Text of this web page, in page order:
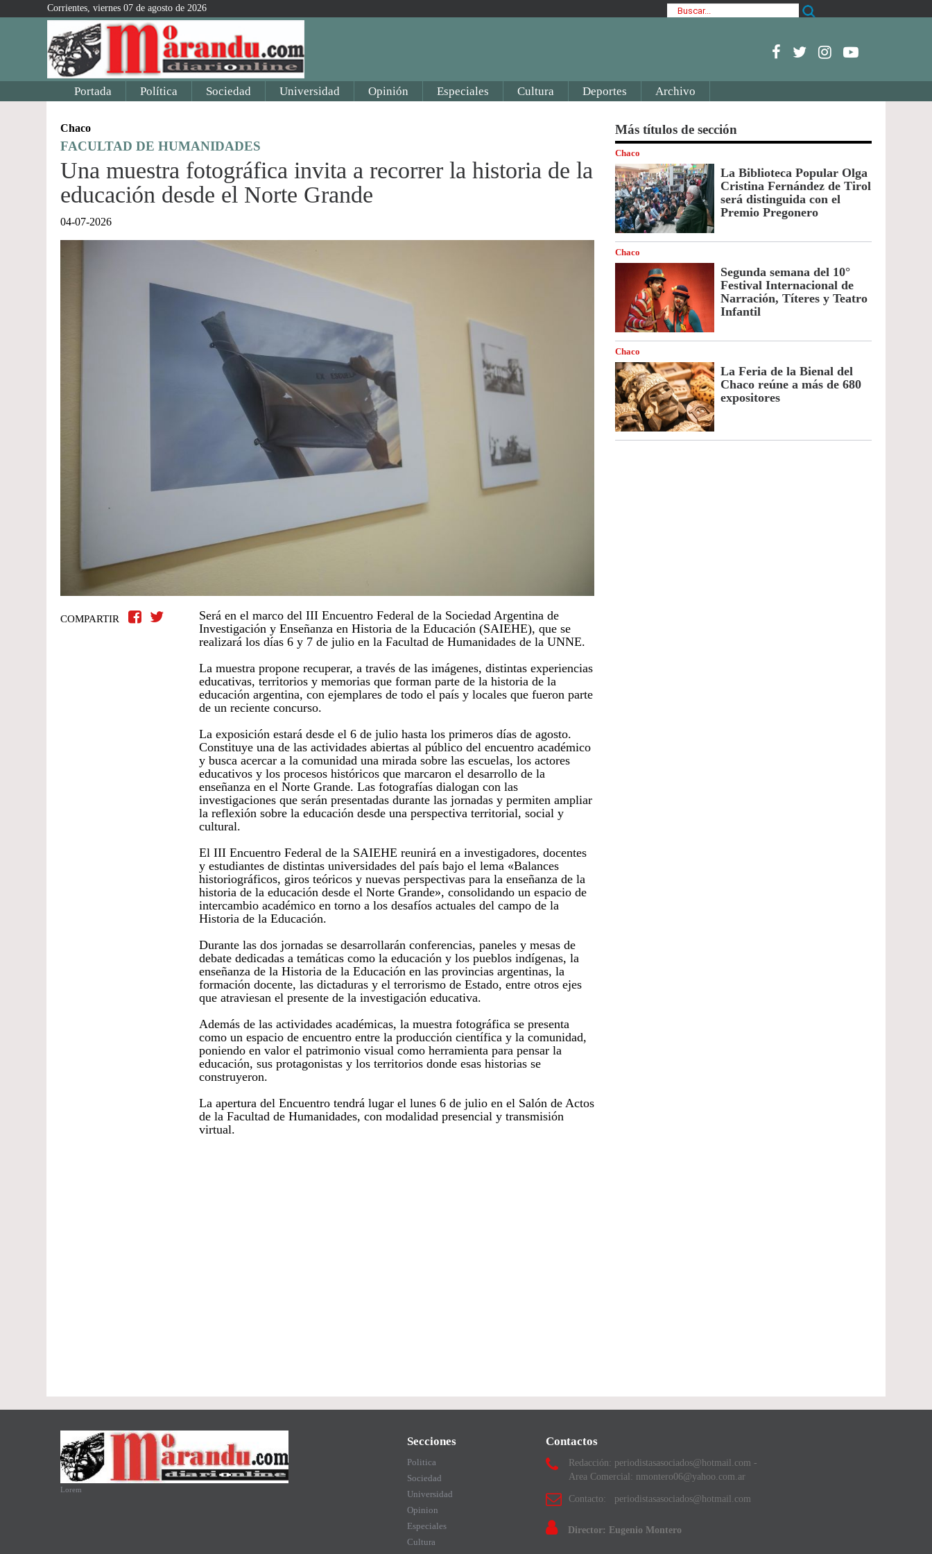
Corrientes, viernes 07 de agosto de 2026
Portada Política Sociedad Universidad Opinión Especiales Cultura Deportes Archivo
Chaco
FACULTAD DE HUMANIDADES
Una muestra fotográfica invita a recorrer la historia de la
educación desde el Norte Grande
04-07-2026
COMPARTIR
Será en el marco del III Encuentro Federal de la Sociedad Argentina de
Investigación y Enseñanza en Historia de la Educación (SAIEHE), que se
realizará los días 6 y 7 de julio en la Facultad de Humanidades de la UNNE.
La muestra propone recuperar, a través de las imágenes, distintas experiencias
educativas, territorios y memorias que forman parte de la historia de la
educación argentina, con ejemplares de todo el país y locales que fueron parte
de un reciente concurso.
La exposición estará desde el 6 de julio hasta los primeros días de agosto.
Constituye una de las actividades abiertas al público del encuentro académico
y busca acercar a la comunidad una mirada sobre las escuelas, los actores
educativos y los procesos históricos que marcaron el desarrollo de la
enseñanza en el Norte Grande. Las fotografías dialogan con las
investigaciones que serán presentadas durante las jornadas y permiten ampliar
la reflexión sobre la educación desde una perspectiva territorial, social y
cultural.
El III Encuentro Federal de la SAIEHE reunirá en a investigadores, docentes
y estudiantes de distintas universidades del país bajo el lema «Balances
historiográficos, giros teóricos y nuevas perspectivas para la enseñanza de la
historia de la educación desde el Norte Grande», consolidando un espacio de
intercambio académico en torno a los desafíos actuales del campo de la
Historia de la Educación.
Durante las dos jornadas se desarrollarán conferencias, paneles y mesas de
debate dedicadas a temáticas como la educación y los pueblos indígenas, la
enseñanza de la Historia de la Educación en las provincias argentinas, la
formación docente, las dictaduras y el terrorismo de Estado, entre otros ejes
que atraviesan el presente de la investigación educativa.
Además de las actividades académicas, la muestra fotográfica se presenta
como un espacio de encuentro entre la producción científica y la comunidad,
poniendo en valor el patrimonio visual como herramienta para pensar la
educación, sus protagonistas y los territorios donde esas historias se
construyeron.
La apertura del Encuentro tendrá lugar el lunes 6 de julio en el Salón de Actos
de la Facultad de Humanidades, con modalidad presencial y transmisión
virtual.
Más títulos de sección
Chaco
La Biblioteca Popular Olga
Cristina Fernández de Tirol
será distinguida con el
Premio Pregonero
Chaco
Segunda semana del 10°
Festival Internacional de
Narración, Títeres y Teatro
Infantil
Chaco
La Feria de la Bienal del
Chaco reúne a más de 680
expositores
Lorem
Secciones
Politica
Sociedad
Universidad
Opinion
Especiales
Cultura
Contactos
Redacción: periodistasasociados@hotmail.com -
Area Comercial: nmontero06@yahoo.com.ar
Contacto: periodistasasociados@hotmail.com
Director: Eugenio Montero